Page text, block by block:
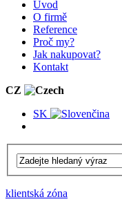
Úvod
O firmě
Reference
Proč my?
Jak nakupovat?
Kontakt
CZ
SK
klientská zóna